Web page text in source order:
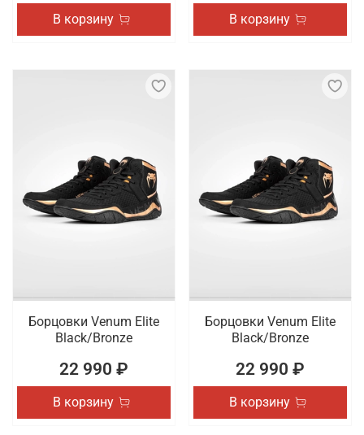
В корзину В корзину
Борцовки Venum Elite
Black/Bronze
22 990 ₽
В корзину
Борцовки Venum Elite
Black/Bronze
22 990 ₽
В корзину